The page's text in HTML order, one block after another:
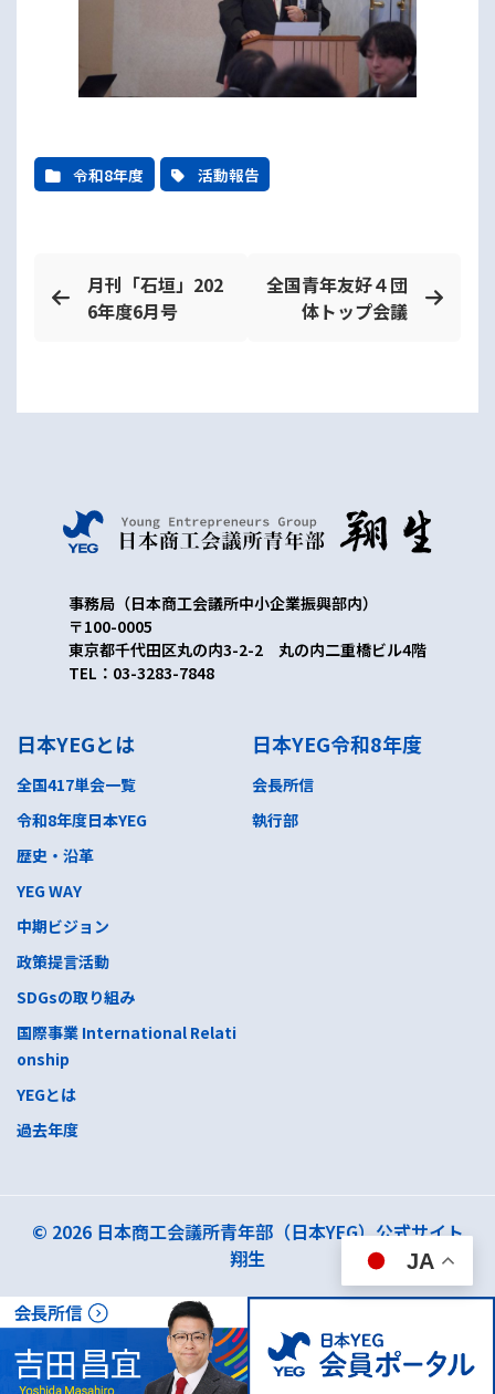
令和8年度 活動報告
月刊「石垣」202
6年度6月号
全国青年友好４団
体トップ会議
事務局（日本商工会議所中小企業振興部内）
〒100-0005
東京都千代田区丸の内3-2-2 丸の内二重橋ビル4階
TEL：03-3283-7848
日本YEGとは
全国417単会一覧
令和8年度日本YEG
歴史・沿革
YEG WAY
中期ビジョン
政策提言活動
SDGsの取り組み
国際事業 International Relati
onship
YEGとは
過去年度
日本YEG令和8年度
会長所信
執行部
© 2026 日本商工会議所青年部（日本YEG）公式サイト
翔生
JA